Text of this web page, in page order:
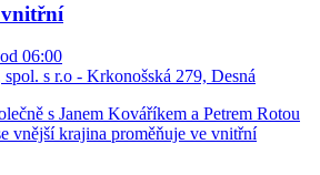
06:00
s r.o - Krkonošská 279, Desná
s Janem Kováříkem a Petrem Rotou
vnější krajina proměňuje ve vnitřní